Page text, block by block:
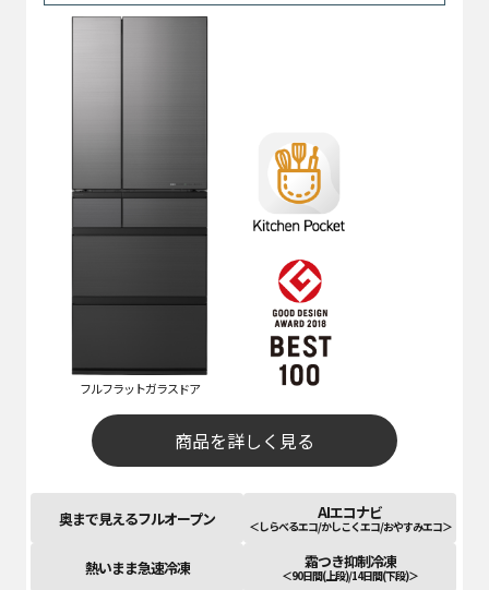
フルフラットガラスドア
商品を詳しく見る
奥まで見えるフルオープン AIエコナビ
＜しらべるエコ/かしこくエコ/おやすみエコ＞
熱いまま急速冷凍 霜つき抑制冷凍
＜90日間(上段)/14日間(下段)＞